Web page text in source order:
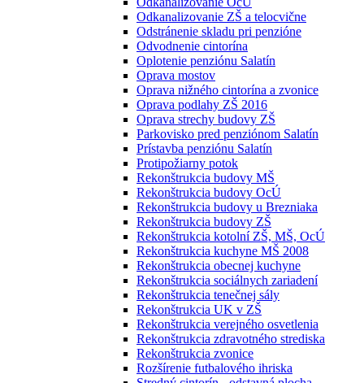
Odkanalizovanie ZŠ a telocvične
Odstránenie skladu pri penzióne
Odvodnenie cintorína
Oplotenie penziónu Salatín
Oprava mostov
Oprava nižného cintorína a zvonice
Oprava podlahy ZŠ 2016
Oprava strechy budovy ZŠ
Parkovisko pred penziónom Salatín
Prístavba penziónu Salatín
Protipožiarny potok
Rekonštrukcia budovy MŠ
Rekonštrukcia budovy OcÚ
Rekonštrukcia budovy u Brezniaka
Rekonštrukcia budovy ZŠ
Rekonštrukcia kotolní ZŠ, MŠ, OcÚ
Rekonštrukcia kuchyne MŠ 2008
Rekonštrukcia obecnej kuchyne
Rekonštrukcia sociálnych zariadení
Rekonštrukcia tenečnej sály
Rekonštrukcia UK v ZŠ
Rekonštrukcia verejného osvetlenia
Rekonštrukcia zdravotného strediska
Rekonštrukcia zvonice
Rozšírenie futbalového ihriska